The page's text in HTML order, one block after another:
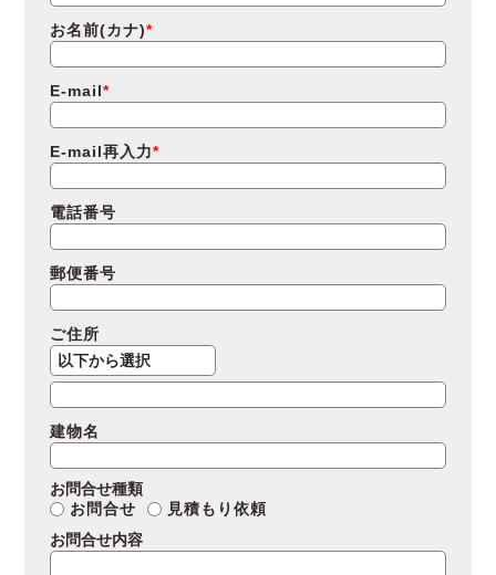
お名前(カナ)
E-mail
E-mail再入力
電話番号
郵便番号
ご住所
建物名
お問合せ種類
お問合せ
見積もり依頼
お問合せ内容